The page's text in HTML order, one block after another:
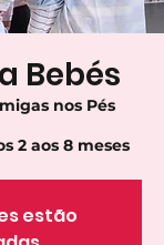
Bebés
nos Pés
2 aos 8 meses
estão